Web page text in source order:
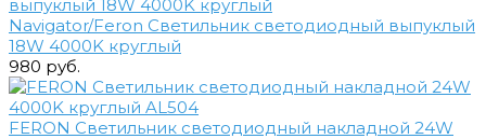
Navigator/Feron Светильник светодиодный выпуклый
18W 4000K круглый
980 руб.
FERON Светильник светодиодный накладной 24W